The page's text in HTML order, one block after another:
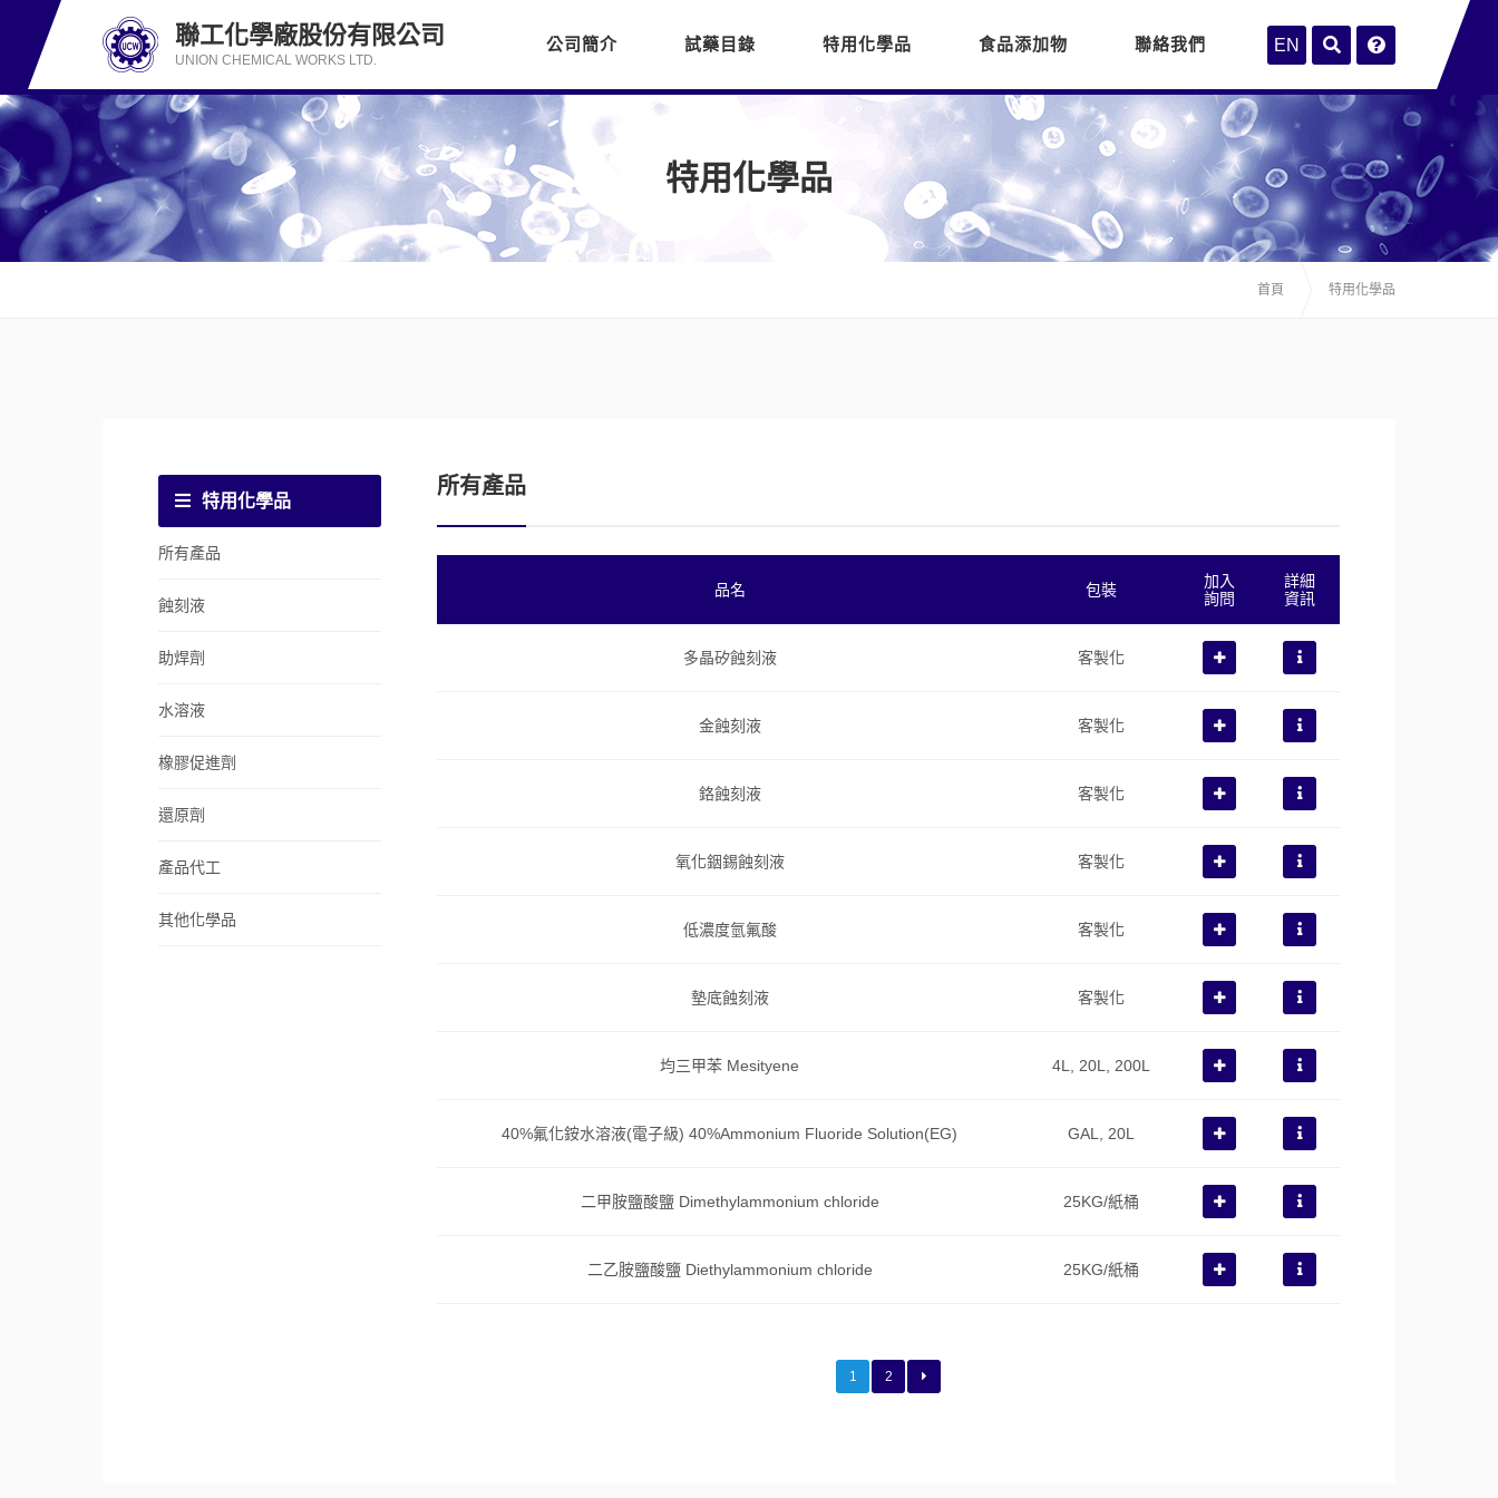
特用化學品
首頁 特用化學品
特用化學品
所有產品
蝕刻液
助焊劑
水溶液
橡膠促進劑
還原劑
產品代工
其他化學品
所有產品
品名 包裝
加入
詢問
詳細
資訊
多晶矽蝕刻液 客製化
金蝕刻液 客製化
鉻蝕刻液 客製化
氧化銦錫蝕刻液 客製化
低濃度氫氟酸 客製化
墊底蝕刻液 客製化
均三甲苯 Mesityene 4L, 20L, 200L
40%氟化銨水溶液(電子級) 40%Ammonium Fluoride Solution(EG) GAL, 20L
二甲胺鹽酸鹽 Dimethylammonium chloride 25KG/紙桶
二乙胺鹽酸鹽 Diethylammonium chloride 25KG/紙桶
1 2
聯工化學廠股份有限公司
UNION CHEMICAL WORKS LTD.
公司簡介 試藥目錄 特用化學品 食品添加物 聯絡我們 EN